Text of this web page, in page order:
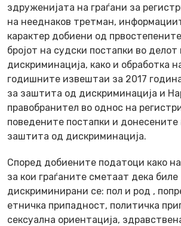
здруженијата на граѓани за
на нееднаков третман,
карактер добиени од
бројот на судски постапки во
дискриминација, како и обработка
годишните извештаи за 2017
за заштита од дискриминација и
правобранител во однос на
поведените постапки и
заштита од дискриминација.
Според добиените податоци како
за кои граѓаните сметаат дека биле
дискриминирани се: пол и род ,
етничка припадност, политичка
сексуална ориентација,